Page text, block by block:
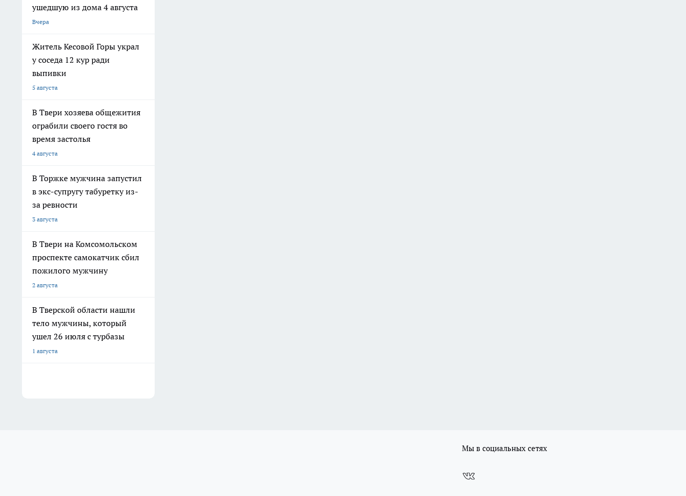
ушедшую из дома 4 августа
Вчера
Житель Кесовой Горы украл
у соседа 12 кур ради
выпивки
5 августа
В Твери хозяева общежития
ограбили своего гостя во
время застолья
4 августа
В Торжке мужчина запустил
в экс-супругу табуретку из-
за ревности
3 августа
В Твери на Комсомольском
проспекте самокатчик сбил
пожилого мужчину
2 августа
В Тверской области нашли
тело мужчины, который
ушел 26 июля с турбазы
1 августа
Мы в социальных сетях